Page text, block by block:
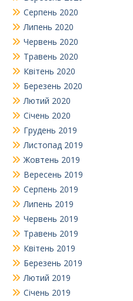
Серпень 2020
Липень 2020
Червень 2020
Травень 2020
Квітень 2020
Березень 2020
Лютий 2020
Січень 2020
Грудень 2019
Листопад 2019
Жовтень 2019
Вересень 2019
Серпень 2019
Липень 2019
Червень 2019
Травень 2019
Квітень 2019
Березень 2019
Лютий 2019
Січень 2019